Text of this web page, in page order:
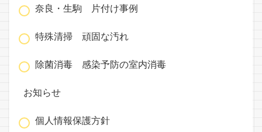
奈良・生駒 片付け事例
特殊清掃 頑固な汚れ
除菌消毒 感染予防の室内消毒
お知らせ
個人情報保護方針